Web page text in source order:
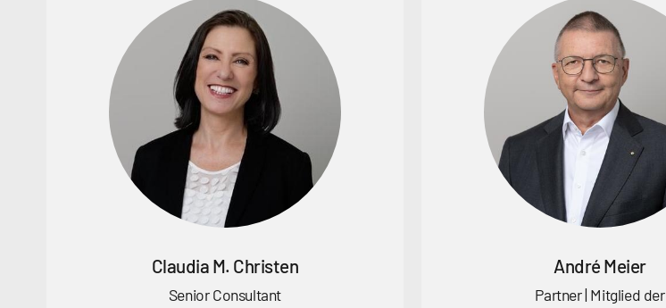
Claudia M. Christen
Senior Consultant
André Meier
Partner | Mitglied der